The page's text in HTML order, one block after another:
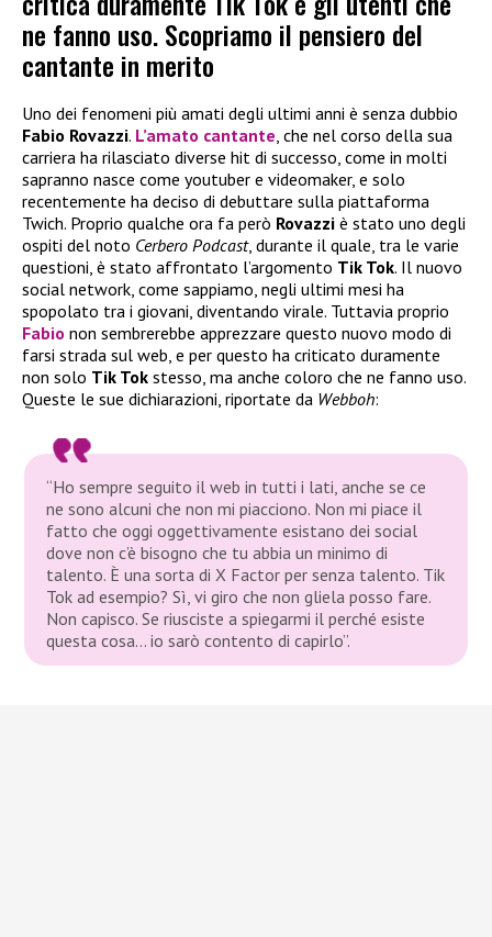
ne fanno uso. Scopriamo il pensiero del
cantante in merito
Uno dei fenomeni più amati degli ultimi anni è senza dubbio
Fabio Rovazzi. L’amato cantante, che nel corso della sua
carriera ha rilasciato diverse hit di successo, come in molti
sapranno nasce come youtuber e videomaker, e solo
recentemente ha deciso di debuttare sulla piattaforma
Twich. Proprio qualche ora fa però Rovazzi è stato uno degli
ospiti del noto Cerbero Podcast, durante il quale, tra le varie
questioni, è stato affrontato l’argomento Tik Tok. Il nuovo
social network, come sappiamo, negli ultimi mesi ha
spopolato tra i giovani, diventando virale. Tuttavia proprio
Fabio non sembrerebbe apprezzare questo nuovo modo di
farsi strada sul web, e per questo ha criticato duramente
non solo Tik Tok stesso, ma anche coloro che ne fanno uso.
Queste le sue dichiarazioni, riportate da Webboh:
“Ho sempre seguito il web in tutti i lati, anche se ce
ne sono alcuni che non mi piacciono. Non mi piace il
fatto che oggi oggettivamente esistano dei social
dove non c’è bisogno che tu abbia un minimo di
talento. È una sorta di X Factor per senza talento. Tik
Tok ad esempio? Sì, vi giro che non gliela posso fare.
Non capisco. Se riusciste a spiegarmi il perché esiste
questa cosa… io sarò contento di capirlo”.